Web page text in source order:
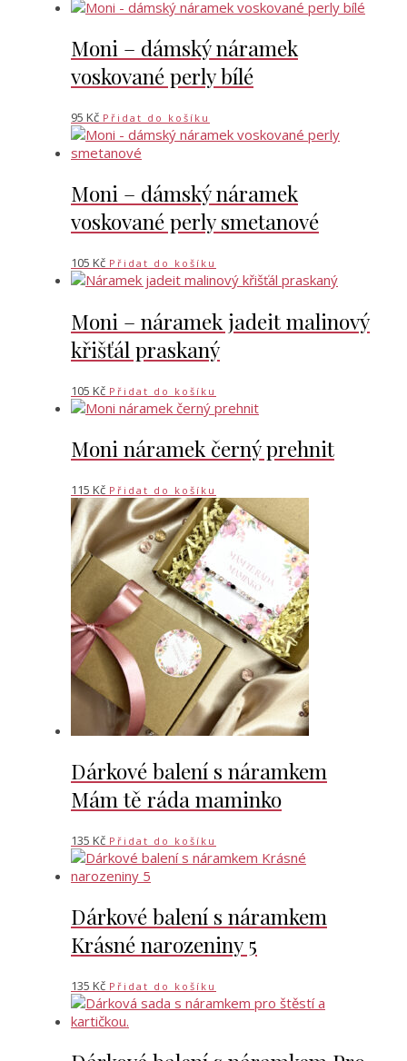
Moni – dámský náramek
voskované perly bílé
95 Kč Přidat do košíku
Moni – dámský náramek
voskované perly smetanové
105 Kč Přidat do košíku
Moni – náramek jadeit malinový
křišťál praskaný
105 Kč Přidat do košíku
Moni náramek černý prehnit
115 Kč Přidat do košíku
Dárkové balení s náramkem
Mám tě ráda maminko
135 Kč Přidat do košíku
Dárkové balení s náramkem
Krásné narozeniny 5
135 Kč Přidat do košíku